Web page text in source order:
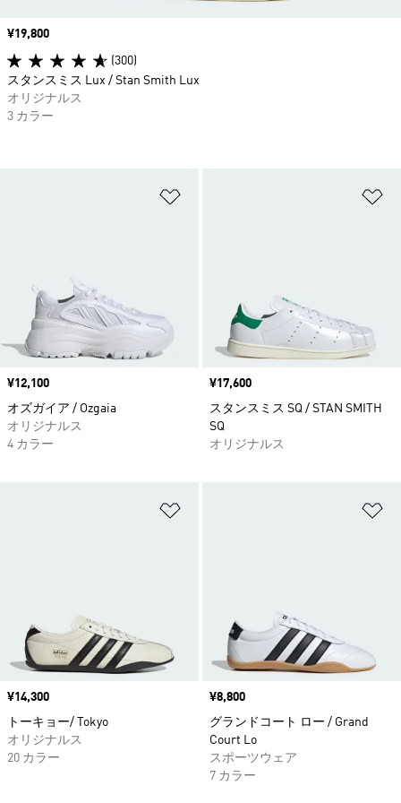
価格
¥12,100
オズガイア / Ozgaia
オリジナルス
4 カラー
価格
¥17,600
スタンスミス SQ / STAN SMITH
SQ
オリジナルス
価格
¥14,300
トーキョー/ Tokyo
オリジナルス
20 カラー
価格
¥8,800
グランドコート ロー / Grand
Court Lo
スポーツウェア
7 カラー
価格
¥19,800
(300)
スタンスミス Lux / Stan Smith Lux
オリジナルス
3 カラー